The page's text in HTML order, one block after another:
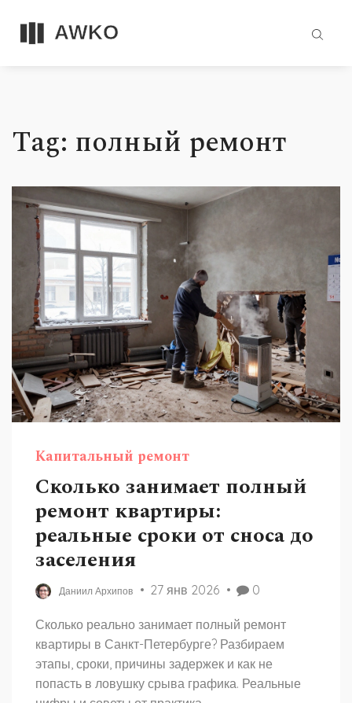
Tag: полный ремонт
Капитальный ремонт
Сколько занимает полный
ремонт квартиры:
реальные сроки от сноса до
заселения
Даниил Архипов 27 янв 2026 0
Сколько реально занимает полный ремонт
квартиры в Санкт-Петербурге? Разбираем
этапы, сроки, причины задержек и как не
попасть в ловушку срыва графика. Реальные